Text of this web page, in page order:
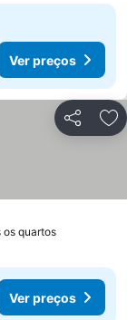
Ver preços
Partilhar
os quartos
Ver preços